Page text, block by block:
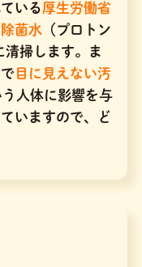
いる厚生労働省
菌水 （プロトン
清掃します。ま
目に見えない汚
人体に影響を与
いますので、ど